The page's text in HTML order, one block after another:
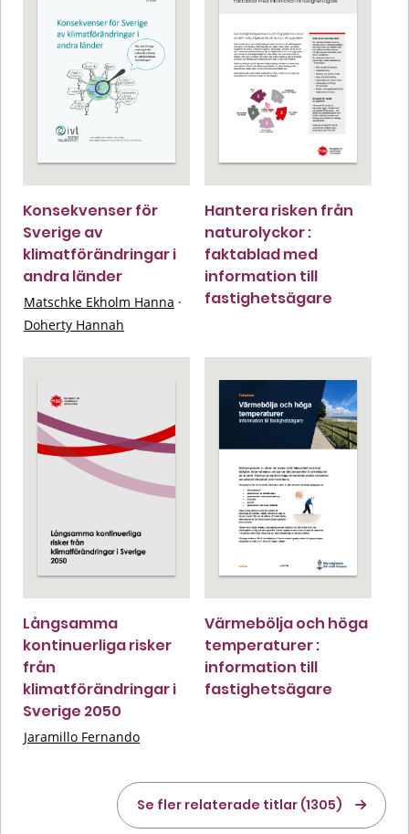
Konsekvenser för
Sverige av
klimatförändringar i
andra länder
Matschke Ekholm Hanna ·
Doherty Hannah
Hantera risken från
naturolyckor :
faktablad med
information till
fastighetsägare
Långsamma
kontinuerliga risker
från
klimatförändringar i
Sverige 2050
Jaramillo Fernando
Värmebölja och höga
temperaturer :
information till
fastighetsägare
Se fler relaterade titlar (1305)